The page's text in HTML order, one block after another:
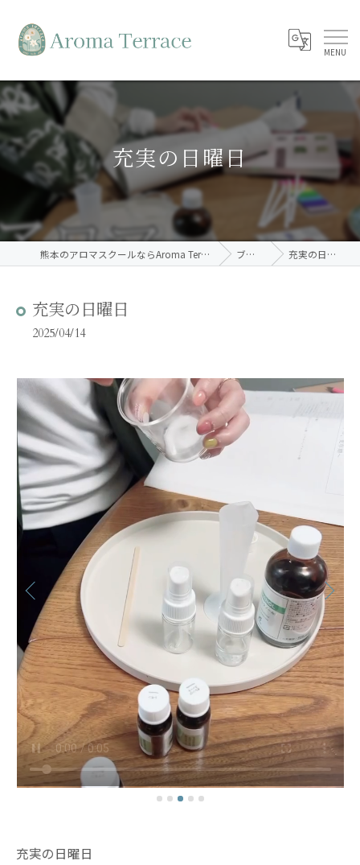
充実の日曜日
熊本のアロマスクールならAroma Terrace ブログ 充実の日曜日
充実の日曜日
2025/04/14
充実の日曜日